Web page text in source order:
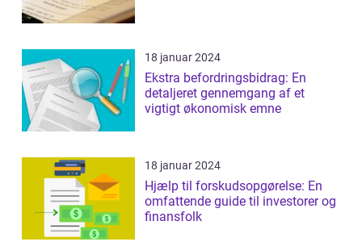
18 januar 2024
Ekstra befordringsbidrag: En
detaljeret gennemgang af et
vigtigt økonomisk emne
18 januar 2024
Hjælp til forskudsopgørelse: En
omfattende guide til investorer og
finansfolk